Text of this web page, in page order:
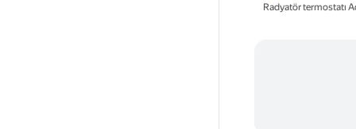
Radyatör termostatı